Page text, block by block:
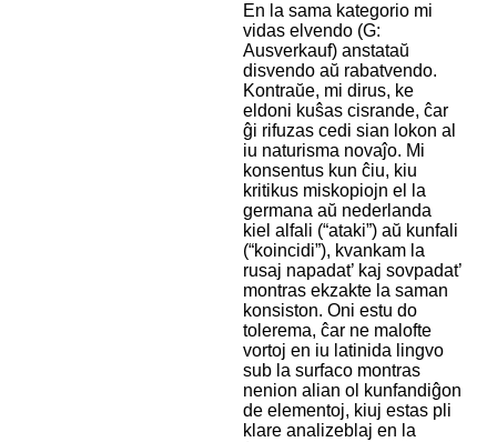
En la sama kategorio mi
vidas elvendo (G:
Ausverkauf) anstataŭ
disvendo aŭ rabatvendo.
Kontraŭe, mi dirus, ke
eldoni kuŝas cisrande, ĉar
ĝi rifuzas cedi sian lokon al
iu naturisma novaĵo. Mi
konsentus kun ĉiu, kiu
kritikus miskopiojn el la
germana aŭ nederlanda
kiel alfali (“ataki”) aŭ kunfali
(“koincidi”), kvankam la
rusaj napadat’ kaj sovpadat’
montras ekzakte la saman
konsiston. Oni estu do
tolerema, ĉar ne malofte
vortoj en iu latinida lingvo
sub la surfaco montras
nenion alian ol kunfandiĝon
de elementoj, kiuj estas pli
klare analizeblaj en la